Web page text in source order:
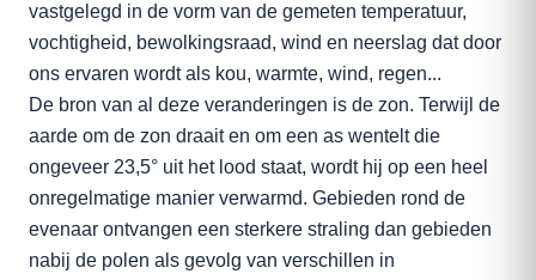
vastgelegd in de vorm van de gemeten temperatuur,
vochtigheid, bewolkingsraad, wind en neerslag dat door
ons ervaren wordt als kou, warmte, wind, regen...
De bron van al deze veranderingen is de zon. Terwijl de
aarde om de zon draait en om een as wentelt die
ongeveer 23,5° uit het lood staat, wordt hij op een heel
onregelmatige manier verwarmd. Gebieden rond de
evenaar ontvangen een sterkere straling dan gebieden
nabij de polen als gevolg van verschillen in